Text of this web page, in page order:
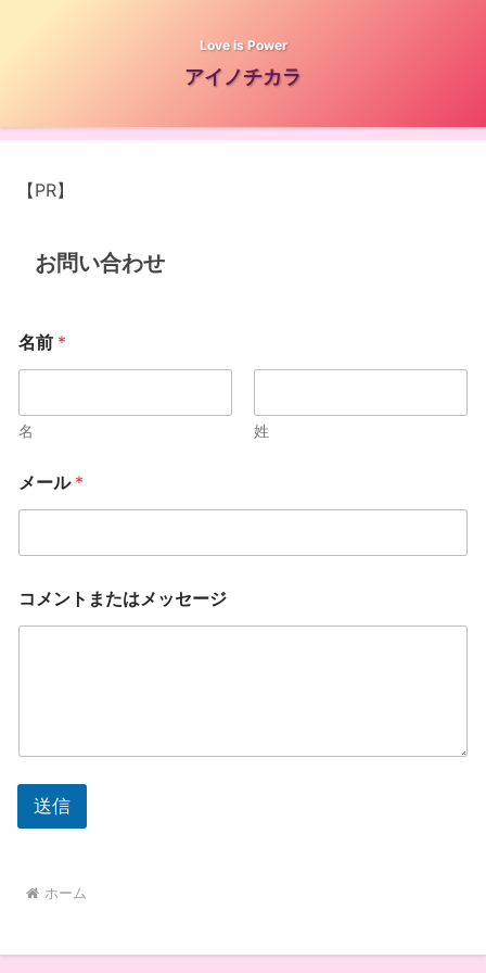
Love is Power
アイノチカラ
【PR】
お問い合わせ
名前 *
名 姓
メール *
コメントまたはメッセージ
送信
ホーム